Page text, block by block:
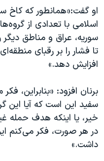
صفحه‌های ویژه
سفر پرزیدنت ترامپ به چین
او گفت:«همانطور که کاخ
اسلامی با تعدادی از
سوریه، عراق و مناطق دیگر
تا فشار را بر رقبای
افزایش دهد.»
برنان افزود: «بنابراین،
سفید این است که آیا این
خیر، یا اینکه هدف حمله
در هر صورت، فکر می‌کنم
داشت.»